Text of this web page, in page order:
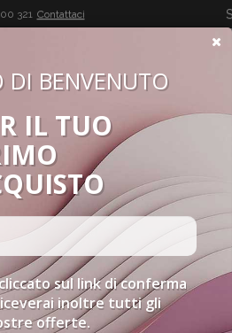
321 Contattaci
VITA
GIFT CARD
DI BENVENUTO
IL TUO
sul link di conferma
inoltre tutti gli
offerte.